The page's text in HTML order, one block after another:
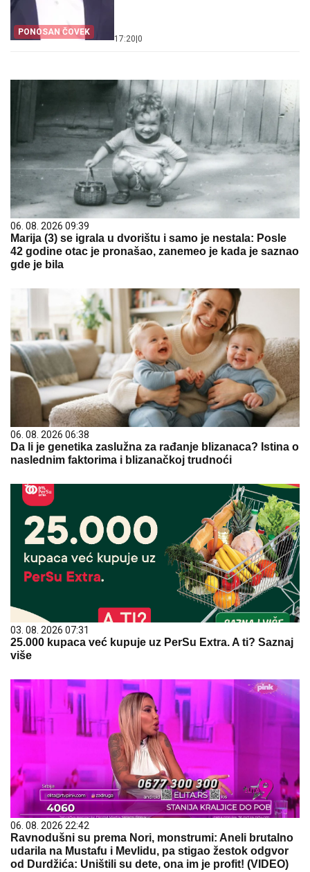
PONOSAN ČOVEK
17:20|0
06. 08. 2026 09:39
Marija (3) se igrala u dvorištu i samo je nestala: Posle
42 godine otac je pronašao, zanemeo je kada je saznao
gde je bila
06. 08. 2026 06:38
Da li je genetika zaslužna za rađanje blizanaca? Istina o
naslednim faktorima i blizanačkoj trudnoći
03. 08. 2026 07:31
25.000 kupaca već kupuje uz PerSu Extra. A ti? Saznaj
više
06. 08. 2026 22:42
Ravnodušni su prema Nori, monstrumi: Aneli brutalno
udarila na Mustafu i Mevlidu, pa stigao žestok odgvor
od Durdžića: Uništili su dete, ona im je profit! (VIDEO)